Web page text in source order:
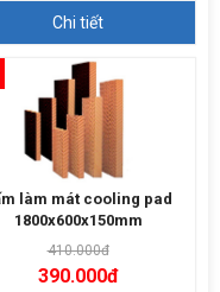
Chi tiết
làm mát cooling pad
1800x600x150mm
410.000đ
390.000đ